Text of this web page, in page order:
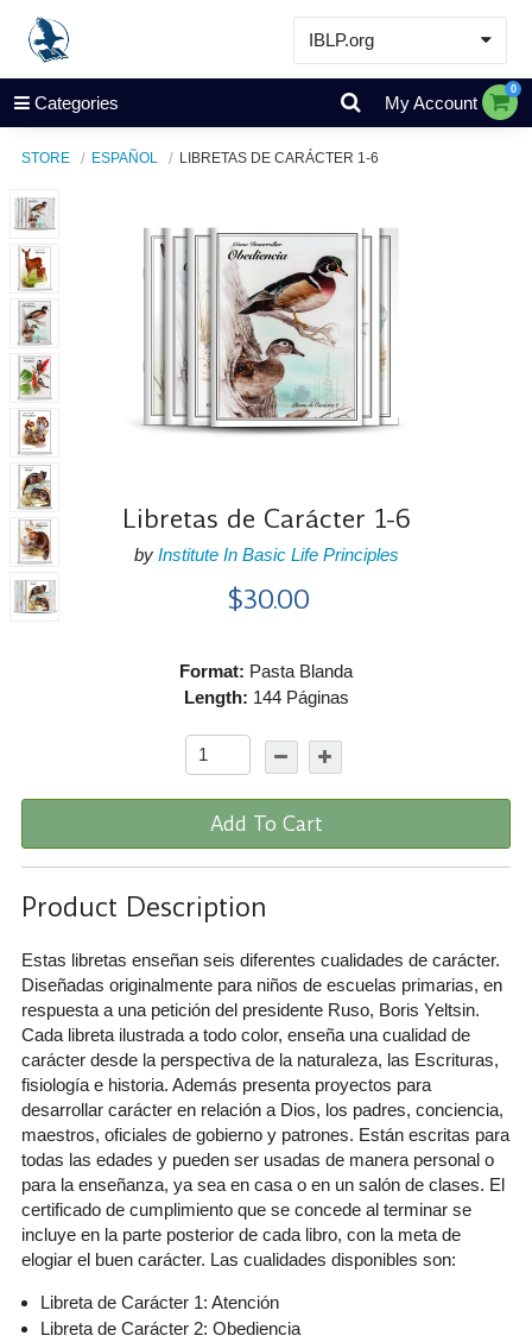
IBLP.org
Learn
Events & Resources
Categories My Account
0
STORE ESPAÑOL LIBRETAS DE CARÁCTER 1-6
Libretas de Carácter 1-6
by Institute In Basic Life Principles
$30.00
Format: Pasta Blanda
Length: 144 Páginas
Add To Cart
Product Description
Estas libretas enseñan seis diferentes cualidades de carácter.
Diseñadas originalmente para niños de escuelas primarias, en
respuesta a una petición del presidente Ruso, Boris Yeltsin.
Cada libreta ilustrada a todo color, enseña una cualidad de
carácter desde la perspectiva de la naturaleza, las Escrituras,
fisiología e historia. Además presenta proyectos para
desarrollar carácter en relación a Dios, los padres, conciencia,
maestros, oficiales de gobierno y patrones. Están escritas para
todas las edades y pueden ser usadas de manera personal o
para la enseñanza, ya sea en casa o en un salón de clases. El
certificado de cumplimiento que se concede al terminar se
incluye en la parte posterior de cada libro, con la meta de
elogiar el buen carácter. Las cualidades disponibles son:
Libreta de Carácter 1: Atención
Libreta de Carácter 2: Obediencia